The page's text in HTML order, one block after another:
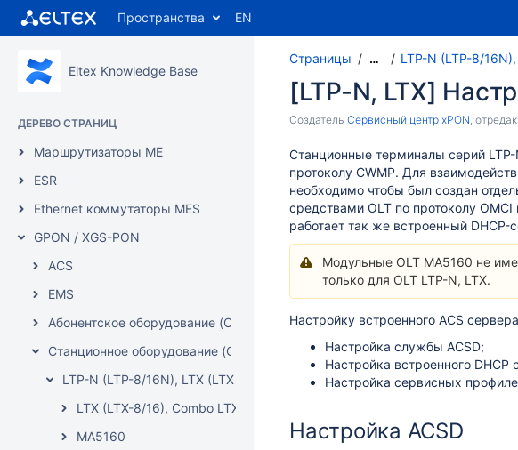
Пространства EN
Eltex Knowledge Base
ДЕРЕВО СТРАНИЦ
Маршрутизаторы ME
ESR
Ethernet коммутаторы MES
GPON / XGS-PON
ACS
EMS
Абонентское оборудование (ONT)
Станционное оборудование (OLT)
LTP-N (LTP-8/16N), LTX (LTX-8/16(C)), MA5160
LTX (LTX-8/16), Combo LTX (LTX-8/16C), MA5160 (XGS-PON платы)
MA5160
Страницы … LTP-N (LTP-8/
[LTP-N, LTX]
Создатель Сервисный центр xPON,
Станционные терминалы серий
протоколу CWMP. Для
необходимо чтобы был создан
средствами OLT по протоколу
работает так же встроенный
Модульные OLT MA5160 не
только для OLT LTP-N, LTX.
Настройку встроенного ACS
Настройка службы ACSD;
Настройка встроенного DHCP
Настройка сервисных
Настройка ACSD